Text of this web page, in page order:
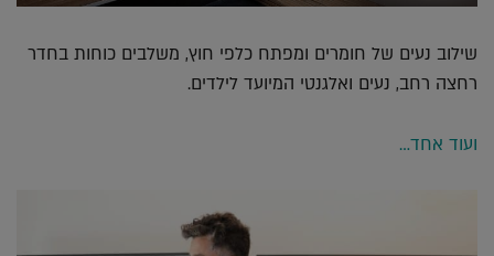
שילוב נעים של חומרים ומפתח כלפי חוץ, משלבים כוחות בחדר
רחצה רחב, נעים ואלגנטי המיועד לילדים.
ועוד אחד…